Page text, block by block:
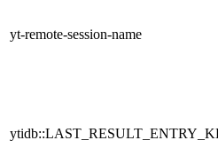
yt-remote-session-name